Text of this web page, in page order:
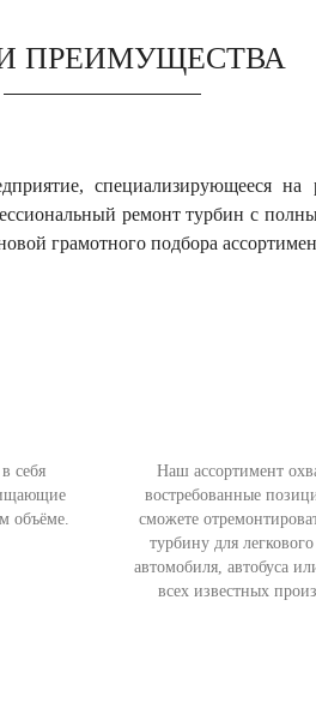
ПРЕИМУЩЕСТВА
специализирующееся
ремонт турбин с
грамотного подбора
себя
объёме.
Наш ассортимент
востребованные
сможете
турбину для
автомобиля, автобуса
всех известных